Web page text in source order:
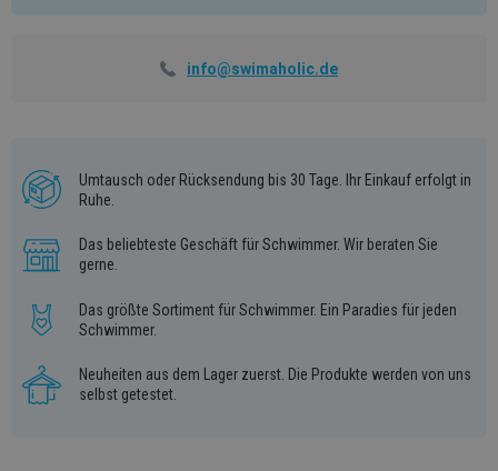
info@swimaholic.de
Umtausch oder Rücksendung bis 30 Tage. Ihr Einkauf erfolgt in
Ruhe.
Das beliebteste Geschäft für Schwimmer. Wir beraten Sie
gerne.
Das größte Sortiment für Schwimmer. Ein Paradies für jeden
Schwimmer.
Neuheiten aus dem Lager zuerst. Die Produkte werden von uns
selbst getestet.